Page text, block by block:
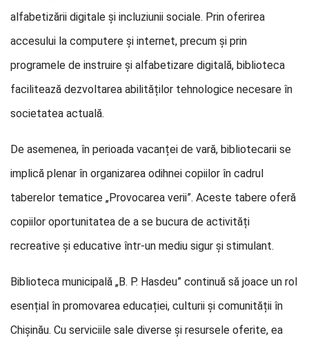
alfabetizării digitale și incluziunii sociale. Prin oferirea
accesului la computere și internet, precum și prin
programele de instruire și alfabetizare digitală, biblioteca
facilitează dezvoltarea abilităților tehnologice necesare în
societatea actuală.
De asemenea, în perioada vacanței de vară, bibliotecarii se
implică plenar în organizarea odihnei copiilor în cadrul
taberelor tematice „Provocarea verii”. Aceste tabere oferă
copiilor oportunitatea de a se bucura de activități
recreative și educative într-un mediu sigur și stimulant.
Biblioteca municipală „B. P. Hasdeu” continuă să joace un rol
esențial în promovarea educației, culturii și comunității în
Chișinău. Cu serviciile sale diverse și resursele oferite, ea